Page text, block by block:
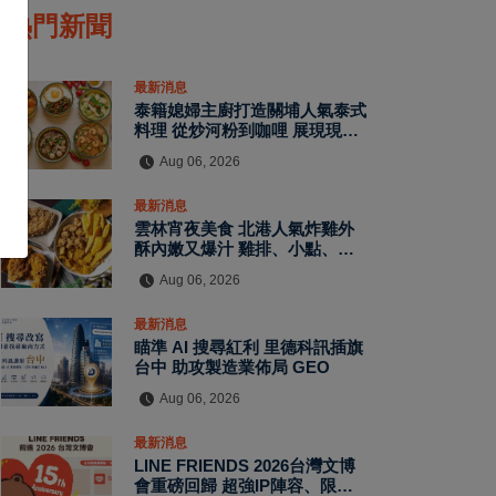
熱門新聞
最新消息
泰籍媳婦主廚打造關埔人氣泰式
料理 從炒河粉到咖哩 展現現點
Aug 06, 2026
最新消息
雲林宵夜美食 北港人氣炸雞外
酥內嫩又爆汁 雞排、小點、飲
Aug 06, 2026
最新消息
瞄準 AI 搜尋紅利 里德科訊插旗
台中 助攻製造業佈局 GEO
Aug 06, 2026
最新消息
LINE FRIENDS 2026台灣文博
會重磅回歸 超強IP陣容、限定